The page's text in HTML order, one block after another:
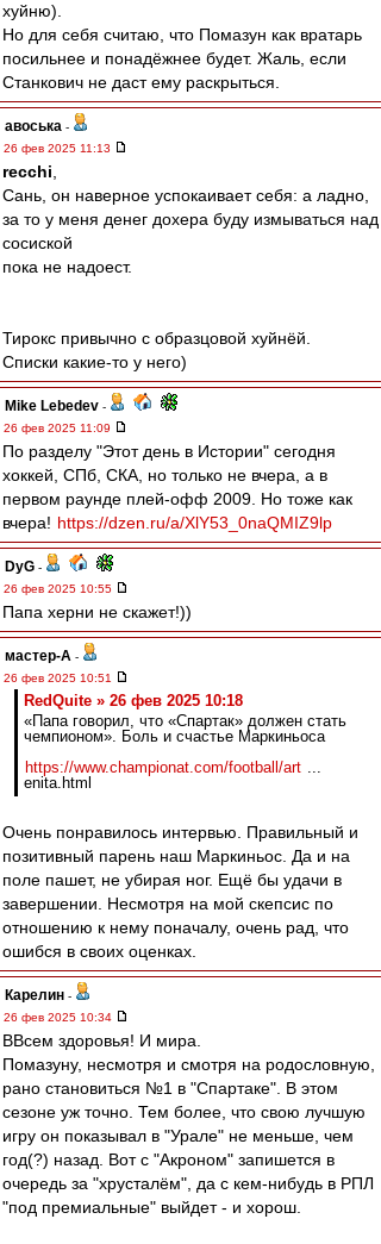
хуйню).
Но для себя считаю, что Помазун как вратарь
посильнее и понадёжнее будет. Жаль, если
Станкович не даст ему раскрыться.
авоська -
26 фев 2025 11:13
recchi
Сань, он наверное успокаивает себя: а ладно,
за то у меня денег дохера буду измываться над
сосиской
пока не надоест.
Тирокс привычно с образцовой хуйнёй.
Списки какие-то у него)
Mike Lebedev -
26 фев 2025 11:09
По разделу "Этот день в Истории" сегодня
хоккей, СПб, СКА, но только не вчера, а в
первом раунде плей-офф 2009. Но тоже как
вчера! https://dzen.ru/a/XlY53_0naQMIZ9lp
DyG -
26 фев 2025 10:55
Папа херни не скажет!))
мастер-А -
26 фев 2025 10:51
RedQuite » 26 фев 2025 10:18
«Папа говорил, что «Спартак» должен стать
чемпионом». Боль и счастье Маркиньоса
https://www.championat.com/football/art ...
enita.html
Очень понравилось интервью. Правильный и
позитивный парень наш Маркиньос. Да и на
поле пашет, не убирая ног. Ещё бы удачи в
завершении. Несмотря на мой скепсис по
отношению к нему поначалу, очень рад, что
ошибся в своих оценках.
Карелин -
26 фев 2025 10:34
ВВсем здоровья! И мира.
Помазуну, несмотря и смотря на родословную,
рано становиться №1 в "Спартаке". В этом
сезоне уж точно. Тем более, что свою лучшую
игру он показывал в "Урале" не меньше, чем
год(?) назад. Вот с "Акроном" запишется в
очередь за "хрусталём", да с кем-нибудь в РПЛ
"под премиальные" выйдет - и хорош.